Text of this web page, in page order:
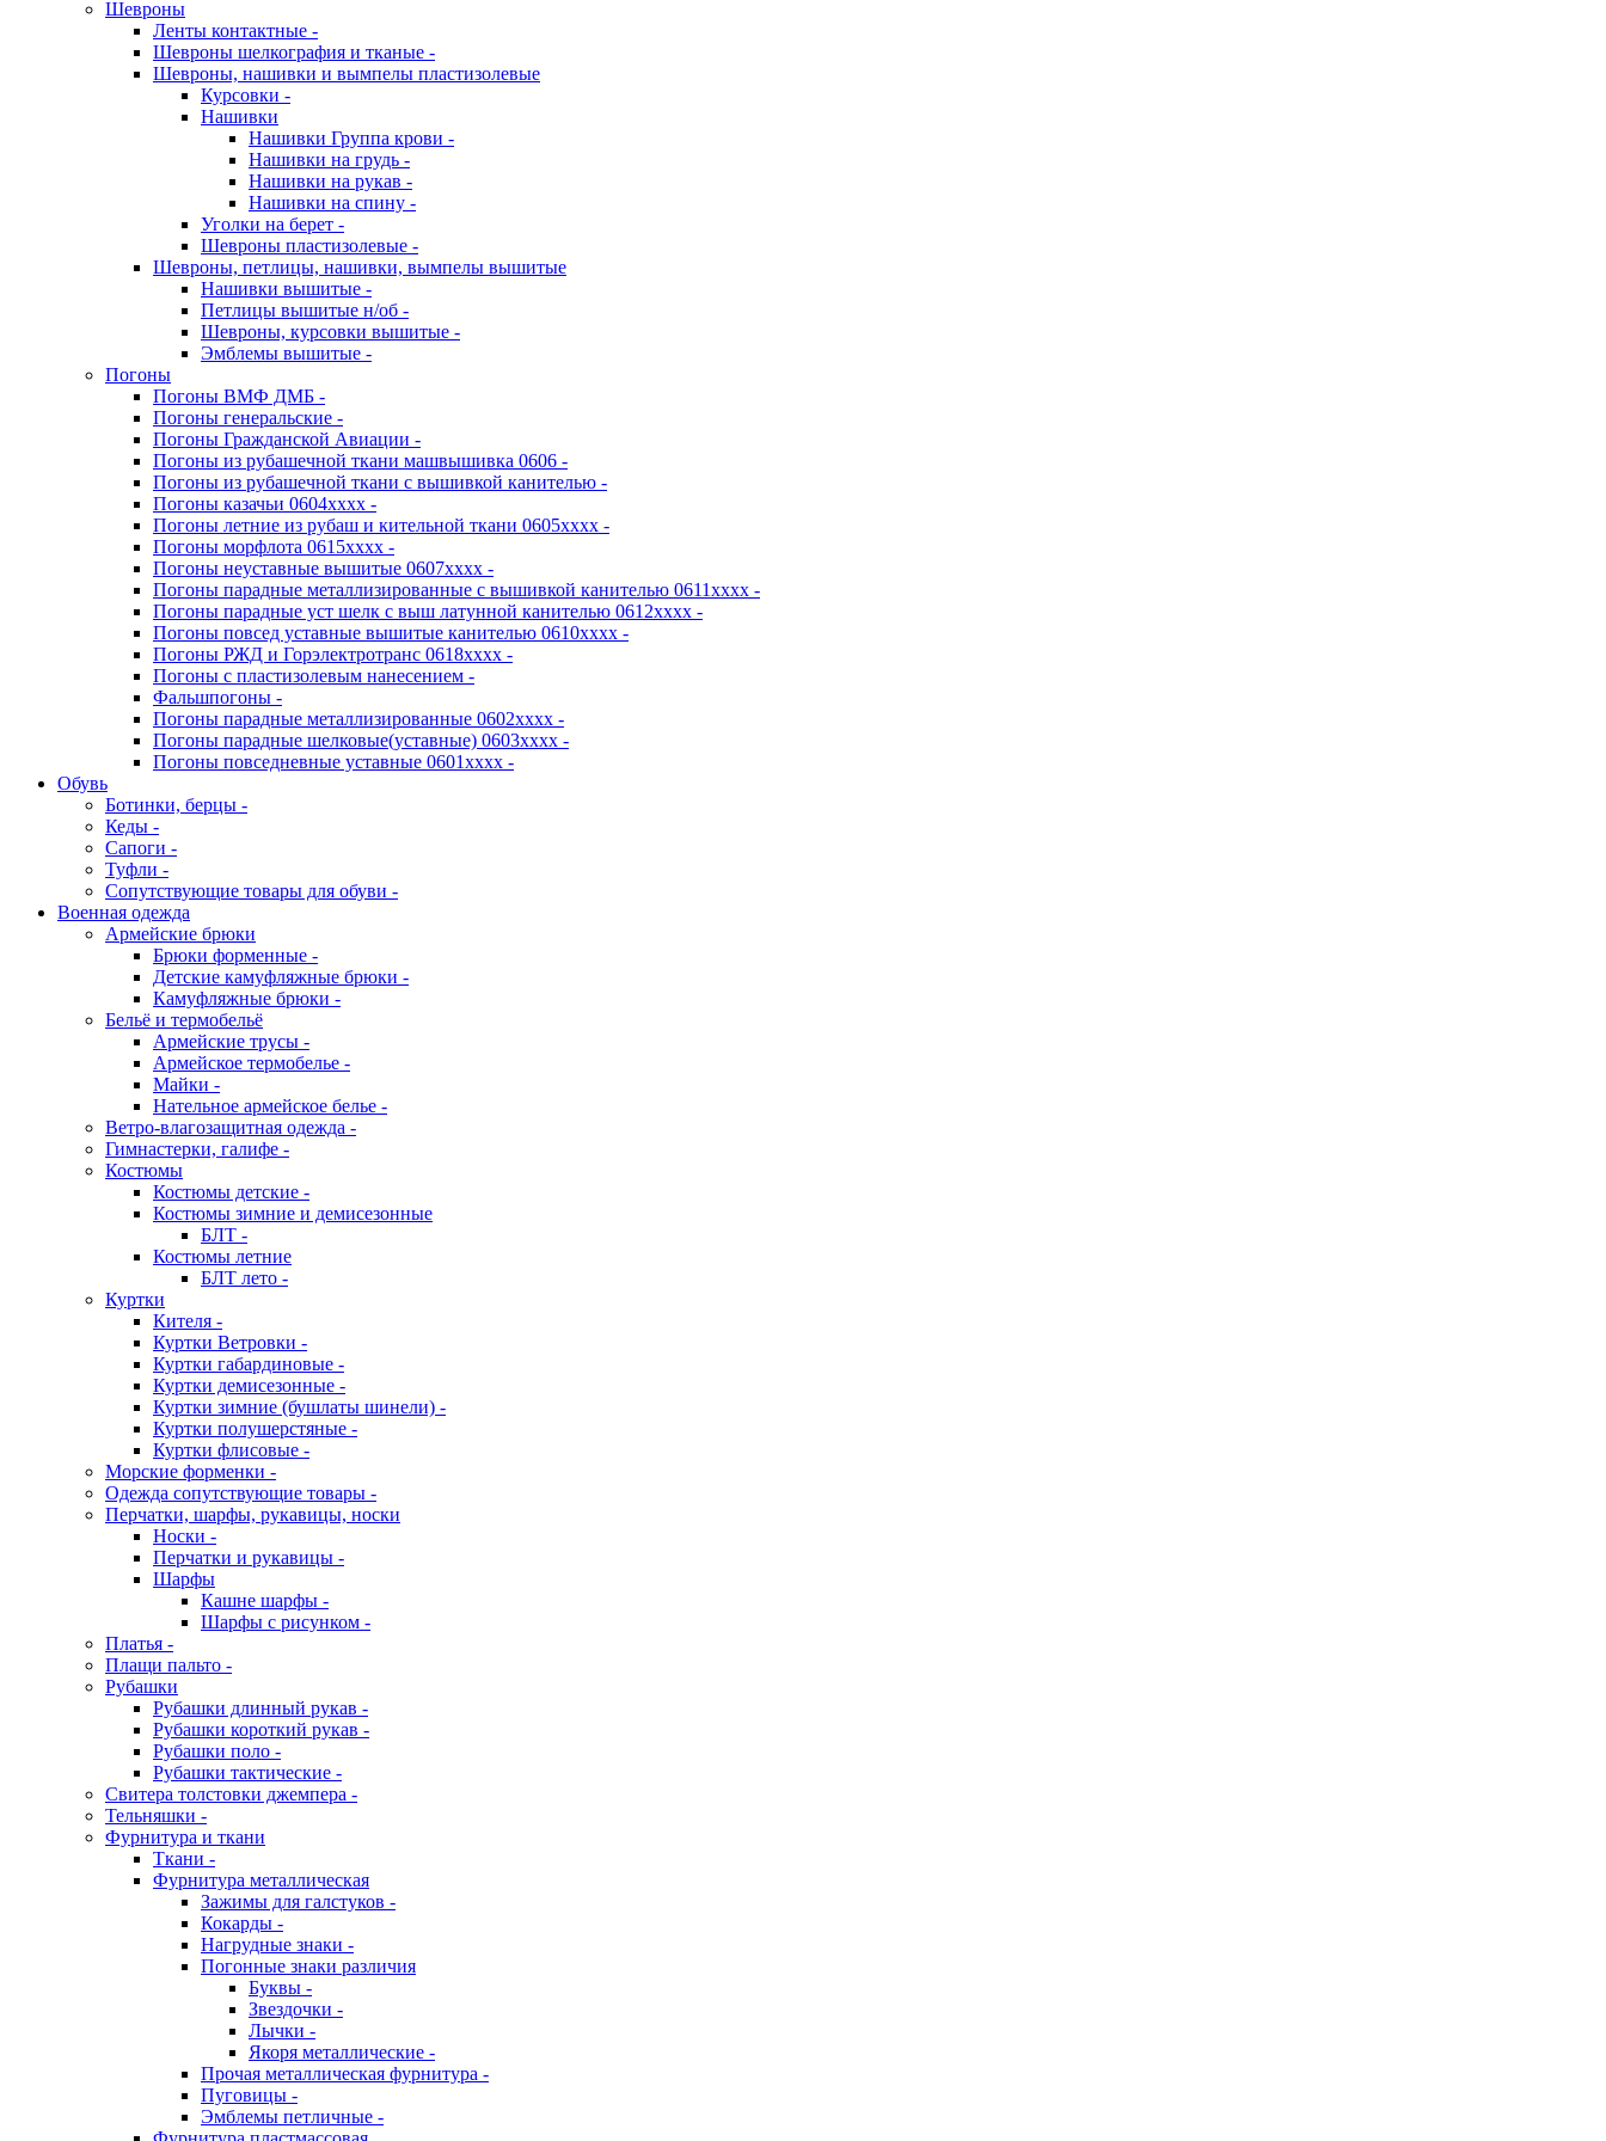
Шевроны
Ленты контактные -
Шевроны шелкография и тканые -
Шевроны, нашивки и вымпелы пластизолевые
Курсовки -
Нашивки
Нашивки Группа крови -
Нашивки на грудь -
Нашивки на рукав -
Нашивки на спину -
Уголки на берет -
Шевроны пластизолевые -
Шевроны, петлицы, нашивки, вымпелы вышитые
Нашивки вышитые -
Петлицы вышитые н/об -
Шевроны, курсовки вышитые -
Эмблемы вышитые -
Погоны
Погоны ВМФ ДМБ -
Погоны генеральские -
Погоны Гражданской Авиации -
Погоны из рубашечной ткани машвышивка 0606 -
Погоны из рубашечной ткани с вышивкой канителью -
Погоны казачьи 0604хххх -
Погоны летние из рубаш и кительной ткани 0605хххх -
Погоны морфлота 0615хххх -
Погоны неуставные вышитые 0607хххх -
Погоны парадные металлизированные с вышивкой канителью 0611хххх -
Погоны парадные уст шелк с выш латунной канителью 0612хххх -
Погоны повсед уставные вышитые канителью 0610хххх -
Погоны РЖД и Горэлектротранс 0618хххх -
Погоны с пластизолевым нанесением -
Фальшпогоны -
Погоны парадные металлизированные 0602хххх -
Погоны парадные шелковые(уставные) 0603хххх -
Погоны повседневные уставные 0601хххх -
Обувь
Ботинки, берцы -
Кеды -
Сапоги -
Туфли -
Сопутствующие товары для обуви -
Военная одежда
Армейские брюки
Брюки форменные -
Детские камуфляжные брюки -
Камуфляжные брюки -
Бельё и термобельё
Армейские трусы -
Армейское термобелье -
Майки -
Нательное армейское белье -
Ветро-влагозащитная одежда -
Гимнастерки, галифе -
Костюмы
Костюмы детские -
Костюмы зимние и демисезонные
БЛТ -
Костюмы летние
БЛТ лето -
Куртки
Кителя -
Куртки Ветровки -
Куртки габардиновые -
Куртки демисезонные -
Куртки зимние (бушлаты шинели) -
Куртки полушерстяные -
Куртки флисовые -
Морские форменки -
Одежда сопутствующие товары -
Перчатки, шарфы, рукавицы, носки
Носки -
Перчатки и рукавицы -
Шарфы
Кашне шарфы -
Шарфы с рисунком -
Платья -
Плащи пальто -
Рубашки
Рубашки длинный рукав -
Рубашки короткий рукав -
Рубашки поло -
Рубашки тактические -
Свитера толстовки джемпера -
Тельняшки -
Фурнитура и ткани
Ткани -
Фурнитура металлическая
Зажимы для галстуков -
Кокарды -
Нагрудные знаки -
Погонные знаки различия
Буквы -
Звездочки -
Лычки -
Якоря металлические -
Прочая металлическая фурнитура -
Пуговицы -
Эмблемы петличные -